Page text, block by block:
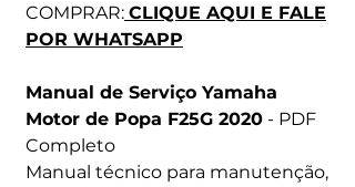
COMPRAR: CLIQUE AQUI E FALE
POR WHATSAPP
Manual de Serviço Yamaha
Motor de Popa F25G 2020 - PDF
Completo
Manual técnico para manutenção,